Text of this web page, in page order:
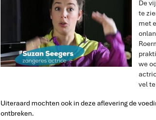
De
te
met
we
vel
Uiteraard mochten ook in deze aflevering de
ontbreken.